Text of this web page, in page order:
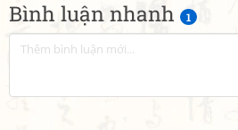
Bình luận nhanh 1